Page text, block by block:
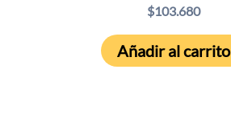
$103.680
Añadir al carrito